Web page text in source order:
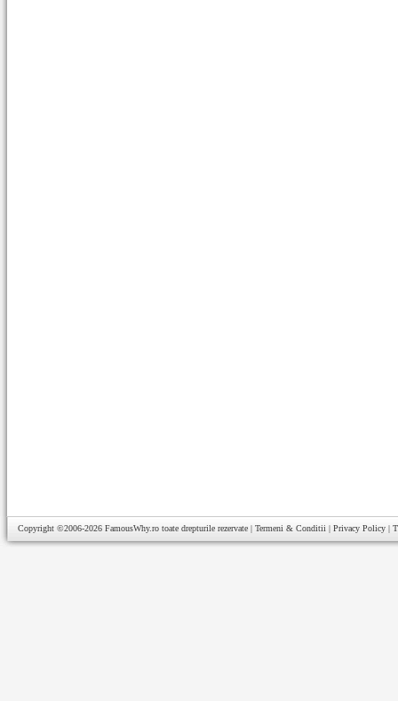
Copyright ©2006-2026 FamousWhy.ro toate drepturile rezervate | Termeni & Conditii | Privacy Policy |